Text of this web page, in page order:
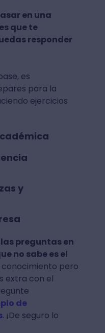
en una
que te
responder
es
para la
ejercicios
y
preguntas en
no sabe es el
pero
extra con el
de
. ¡De seguro lo